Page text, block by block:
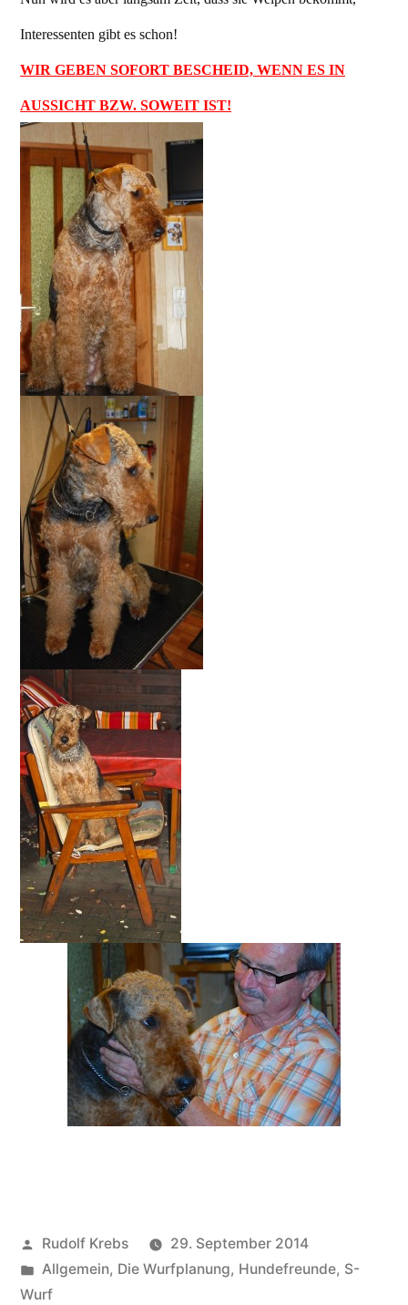
Interessenten gibt es schon!
WIR GEBEN SOFORT BESCHEID, WENN ES IN
AUSSICHT BZW. SOWEIT IST!
Veröffentlicht
von
Rudolf Krebs
29. September 2014
Veröffentlicht
in
Allgemein, Die Wurfplanung, Hundefreunde, S-
Wurf